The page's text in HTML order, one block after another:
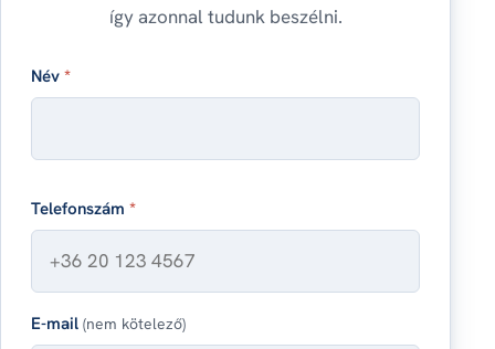
így azonnal tudunk beszélni.
Név*
Telefonszám*
E-mail(nem kötelező)